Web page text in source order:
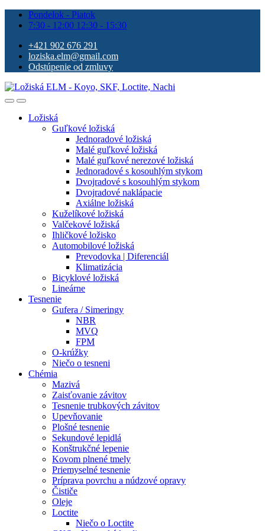
Pondelok - Piatok
7:30 - 12:00 12:30 - 15:30
+421 902 676 291
loziska.elm@gmail.com
Odstúpenie od zmluvy
Ložiská
Guľkové ložiská
Jednoradové ložiská
Malé guľkové ložiská
Malé guľkové nerezové ložiská
Jednoradové s kosouhlým stykom
Dvojradové s kosouhlým stykom
Dvojradové naklápacie
Axiálne ložiská
Kuželíkové ložiská
Valčekové ložiská
Ihličkové ložisko
Automobilové ložiská
Prevodovka | Diferenciál
Klimatizácia
Bicyklové ložiská
Lineárne
Tesnenie
Gufera / Simeringy
NBR
MVQ
FPM
O-krúžky
Niečo o tesneni
Chémia
Mazivá
Zaisťovanie závitov
Tesnenie trubkových závitov
Upevňovanie
Plošné tesnenie
Sekundové lepidlá
Konštrukčné lepenie
Kovom plnené tmely
Priemyselné tesnenie
Príprava povrchu a núdzové opravy
Čističe
Oleje
Loctite
Niečo o Loctite